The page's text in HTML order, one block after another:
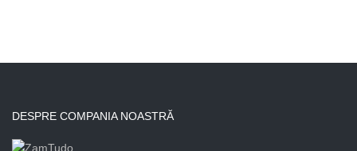
DESPRE COMPANIA NOASTRĂ